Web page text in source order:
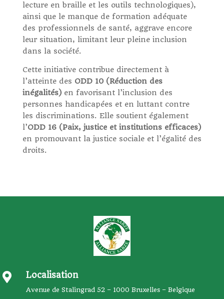
lecture en braille et les outils technologiques),
ainsi que le manque de formation adéquate
des professionnels de santé, aggrave encore
leur situation, limitant leur pleine inclusion
dans la société.
Cette initiative contribue directement à
l’atteinte des ODD 10 (Réduction des
inégalités)en favorisant l’inclusion des
personnes handicapées et en luttant contre
les discriminations. Elle soutient également
l’ODD 16 (Paix, justice et institutions efficaces)
en promouvant la justice sociale et l’égalité des
droits.
 Localisation
Avenue de Stalingrad 52 – 1000 Bruxelles – Belgique